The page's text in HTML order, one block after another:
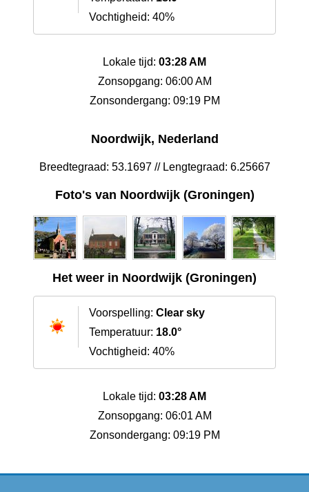
Vochtigheid: 40%
Lokale tijd: 03:28 AM
Zonsopgang: 06:00 AM
Zonsondergang: 09:19 PM
Noordwijk, Nederland
Breedtegraad: 53.1697 // Lengtegraad: 6.25667
Foto's van Noordwijk (Groningen)
Het weer in Noordwijk (Groningen)
Voorspelling: Clear sky
Temperatuur: 18.0°
Vochtigheid: 40%
Lokale tijd: 03:28 AM
Zonsopgang: 06:01 AM
Zonsondergang: 09:19 PM